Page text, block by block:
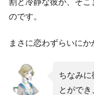
のです。
まさに恋わずらいにか
ちなみに
とがで